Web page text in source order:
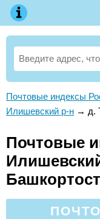
Почтовые индексы
Илишевский р-н → д.
Почтовые